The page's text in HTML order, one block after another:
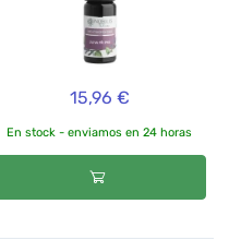
15,96 €
En stock - enviamos en 24 horas